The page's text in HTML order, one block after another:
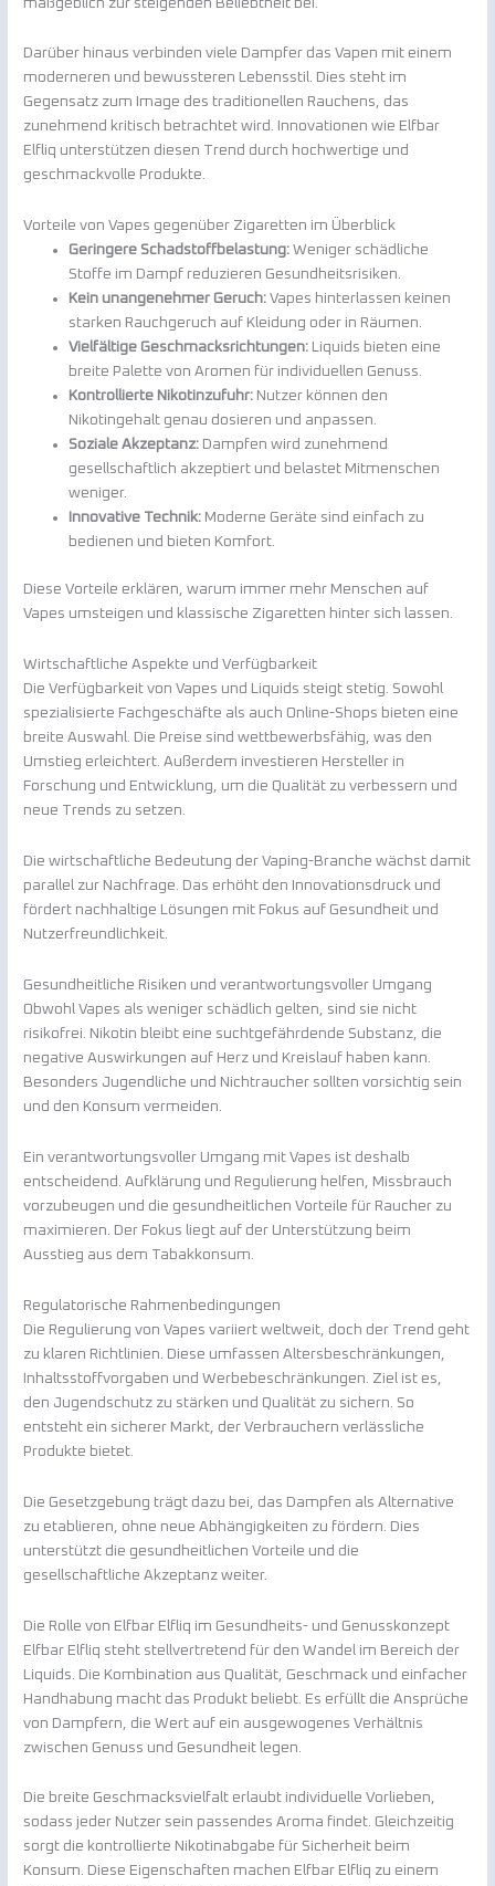
Darüber hinaus verbinden viele Dampfer das Vapen mit einem
moderneren und bewussteren Lebensstil. Dies steht im
Gegensatz zum Image des traditionellen Rauchens, das
zunehmend kritisch betrachtet wird. Innovationen wie Elfbar
Elfliq unterstützen diesen Trend durch hochwertige und
geschmackvolle Produkte.
Vorteile von Vapes gegenüber Zigaretten im Überblick
Geringere Schadstoffbelastung: Weniger schädliche
Stoffe im Dampf reduzieren Gesundheitsrisiken.
Kein unangenehmer Geruch: Vapes hinterlassen keinen
starken Rauchgeruch auf Kleidung oder in Räumen.
Vielfältige Geschmacksrichtungen: Liquids bieten eine
breite Palette von Aromen für individuellen Genuss.
Kontrollierte Nikotinzufuhr: Nutzer können den
Nikotingehalt genau dosieren und anpassen.
Soziale Akzeptanz: Dampfen wird zunehmend
gesellschaftlich akzeptiert und belastet Mitmenschen
weniger.
Innovative Technik: Moderne Geräte sind einfach zu
bedienen und bieten Komfort.
Diese Vorteile erklären, warum immer mehr Menschen auf
Vapes umsteigen und klassische Zigaretten hinter sich lassen.
Wirtschaftliche Aspekte und Verfügbarkeit
Die Verfügbarkeit von Vapes und Liquids steigt stetig. Sowohl
spezialisierte Fachgeschäfte als auch Online-Shops bieten eine
breite Auswahl. Die Preise sind wettbewerbsfähig, was den
Umstieg erleichtert. Außerdem investieren Hersteller in
Forschung und Entwicklung, um die Qualität zu verbessern und
neue Trends zu setzen.
Die wirtschaftliche Bedeutung der Vaping-Branche wächst damit
parallel zur Nachfrage. Das erhöht den Innovationsdruck und
fördert nachhaltige Lösungen mit Fokus auf Gesundheit und
Nutzerfreundlichkeit.
Gesundheitliche Risiken und verantwortungsvoller Umgang
Obwohl Vapes als weniger schädlich gelten, sind sie nicht
risikofrei. Nikotin bleibt eine suchtgefährdende Substanz, die
negative Auswirkungen auf Herz und Kreislauf haben kann.
Besonders Jugendliche und Nichtraucher sollten vorsichtig sein
und den Konsum vermeiden.
Ein verantwortungsvoller Umgang mit Vapes ist deshalb
entscheidend. Aufklärung und Regulierung helfen, Missbrauch
vorzubeugen und die gesundheitlichen Vorteile für Raucher zu
maximieren. Der Fokus liegt auf der Unterstützung beim
Ausstieg aus dem Tabakkonsum.
Regulatorische Rahmenbedingungen
Die Regulierung von Vapes variiert weltweit, doch der Trend geht
zu klaren Richtlinien. Diese umfassen Altersbeschränkungen,
Inhaltsstoffvorgaben und Werbebeschränkungen. Ziel ist es,
den Jugendschutz zu stärken und Qualität zu sichern. So
entsteht ein sicherer Markt, der Verbrauchern verlässliche
Produkte bietet.
Die Gesetzgebung trägt dazu bei, das Dampfen als Alternative
zu etablieren, ohne neue Abhängigkeiten zu fördern. Dies
unterstützt die gesundheitlichen Vorteile und die
gesellschaftliche Akzeptanz weiter.
Die Rolle von Elfbar Elfliq im Gesundheits- und Genusskonzept
Elfbar Elfliq steht stellvertretend für den Wandel im Bereich der
Liquids. Die Kombination aus Qualität, Geschmack und einfacher
Handhabung macht das Produkt beliebt. Es erfüllt die Ansprüche
von Dampfern, die Wert auf ein ausgewogenes Verhältnis
zwischen Genuss und Gesundheit legen.
Die breite Geschmacksvielfalt erlaubt individuelle Vorlieben,
sodass jeder Nutzer sein passendes Aroma findet. Gleichzeitig
sorgt die kontrollierte Nikotinabgabe für Sicherheit beim
Konsum. Diese Eigenschaften machen Elfbar Elfliq zu einem